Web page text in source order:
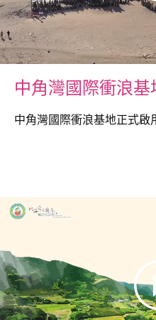
中角灣國際衝浪基
中角灣國際衝浪基地正式啟